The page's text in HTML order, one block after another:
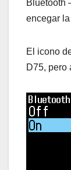
Bluetooth
encegar
El icono
D75, pero